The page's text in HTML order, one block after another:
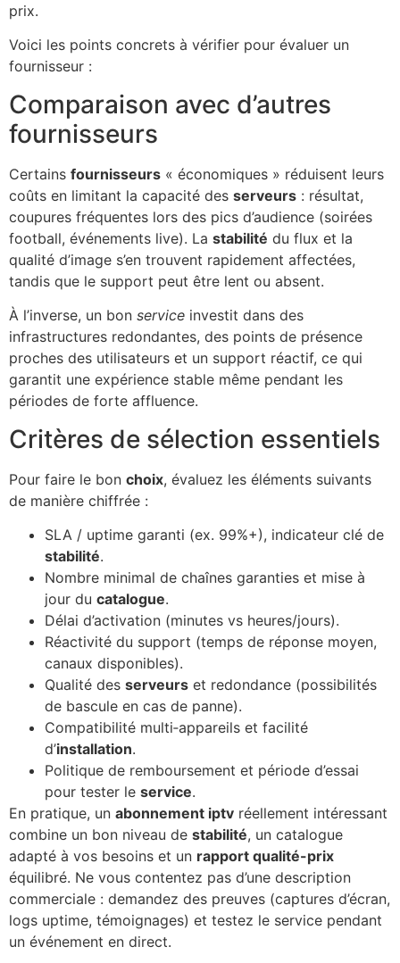
prix.
Voici les points concrets à vérifier pour évaluer un
fournisseur :
Comparaison avec d’autres
fournisseurs
Certains fournisseurs « économiques » réduisent leurs
coûts en limitant la capacité des serveurs : résultat,
coupures fréquentes lors des pics d’audience (soirées
football, événements live). La stabilité du flux et la
qualité d’image s’en trouvent rapidement affectées,
tandis que le support peut être lent ou absent.
À l’inverse, un bon service investit dans des
infrastructures redondantes, des points de présence
proches des utilisateurs et un support réactif, ce qui
garantit une expérience stable même pendant les
périodes de forte affluence.
Critères de sélection essentiels
Pour faire le bon choix, évaluez les éléments suivants
de manière chiffrée :
SLA / uptime garanti (ex. 99%+), indicateur clé de
stabilité.
Nombre minimal de chaînes garanties et mise à
jour du catalogue.
Délai d’activation (minutes vs heures/jours).
Réactivité du support (temps de réponse moyen,
canaux disponibles).
Qualité des serveurs et redondance (possibilités
de bascule en cas de panne).
Compatibilité multi‑appareils et facilité
d’installation.
Politique de remboursement et période d’essai
pour tester le service.
En pratique, un abonnement iptv réellement intéressant
combine un bon niveau de stabilité, un catalogue
adapté à vos besoins et un rapport qualité-prix
équilibré. Ne vous contentez pas d’une description
commerciale : demandez des preuves (captures d’écran,
logs uptime, témoignages) et testez le service pendant
un événement en direct.